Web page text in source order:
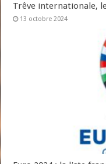
Trêve internationale,
13 octobre 2024